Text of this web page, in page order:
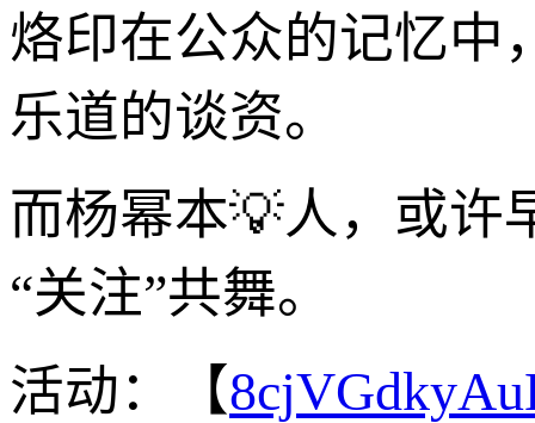
烙印在公众的记忆中
乐道的谈资。
而杨幂本💡人，或许
“关注”共舞。
活动：【